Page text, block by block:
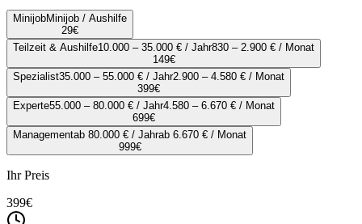
MinijobMinijob / Aushilfe
29€
Teilzeit & Aushilfe10.000 – 35.000 € / Jahr830 – 2.900 € / Monat
149€
Spezialist35.000 – 55.000 € / Jahr2.900 – 4.580 € / Monat
399€
Experte55.000 – 80.000 € / Jahr4.580 – 6.670 € / Monat
699€
Managementab 80.000 € / Jahrab 6.670 € / Monat
999€
Ihr Preis
399€